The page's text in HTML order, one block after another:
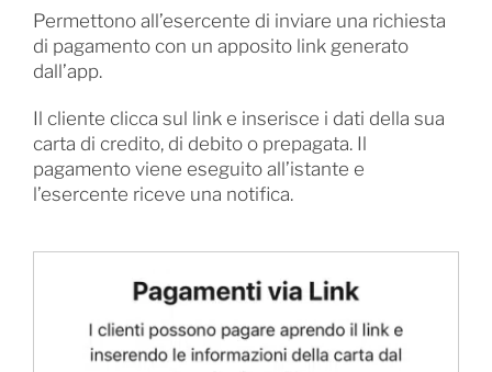
Permettono all’esercente di inviare una richiesta
di pagamento con un apposito link generato
dall’app.
Il cliente clicca sul link e inserisce i dati della sua
carta di credito, di debito o prepagata. Il
pagamento viene eseguito all’istante e
l’esercente riceve una notifica.